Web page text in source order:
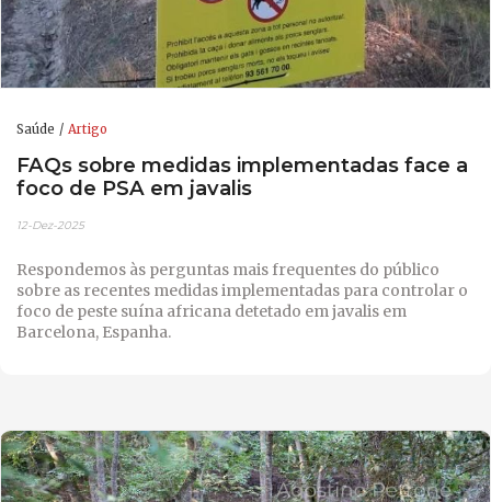
Saúde Artigo
FAQs sobre medidas implementadas face a
foco de PSA em javalis
12-Dez-2025
Respondemos às perguntas mais frequentes do público
sobre as recentes medidas implementadas para controlar o
foco de peste suína africana detetado em javalis em
Barcelona, ​​Espanha.